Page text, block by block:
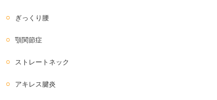
ぎっくり腰
顎関節症
ストレートネック
アキレス腱炎